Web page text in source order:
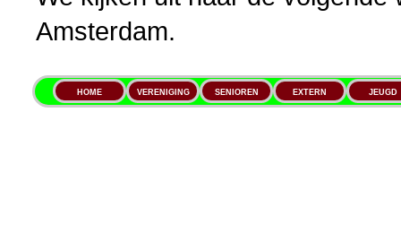
Amsterdam.
HOME VERENIGING SENIOREN EXTERN JEUGD